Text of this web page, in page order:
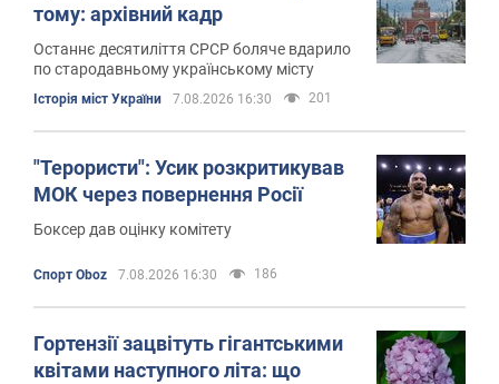
тому: архівний кадр
Останнє десятиліття СРСР боляче вдарило
по стародавньому українському місту
Історія міст України 7.08.2026 16:30 201
"Терористи": Усик розкритикував
МОК через повернення Росії
Боксер дав оцінку комітету
Спорт Oboz 7.08.2026 16:30 186
Гортензії зацвітуть гігантськими
квітами наступного літа: що